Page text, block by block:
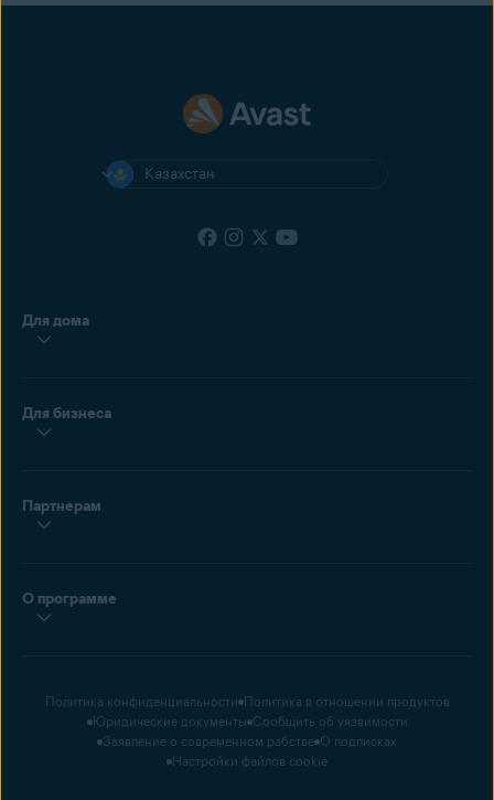
Казахстан
Для дома
Для бизнеса
Партнерам
О программе
Политика конфиденциальности Политика в отношении продуктов
Юридические документы Сообщить об уязвимости
Заявление о современном рабстве О подписках
Настройки файлов cookie